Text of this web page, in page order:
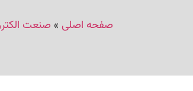
صفحه اصلی » صنعت